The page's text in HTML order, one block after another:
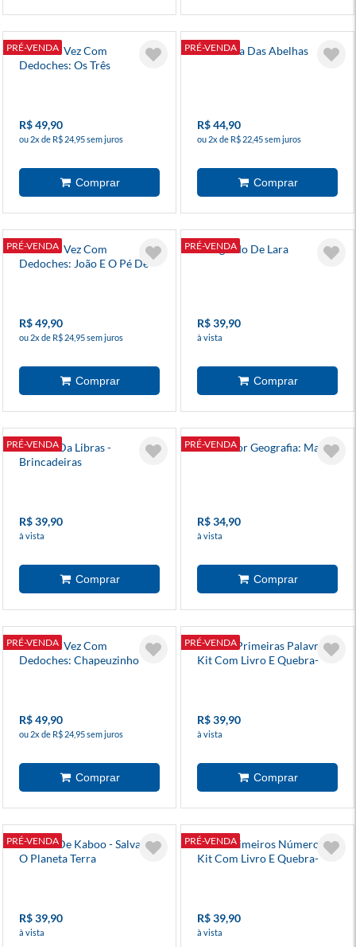
PRÉ-VENDA
Era Uma Vez Com
Dedoches: Os Três
R$ 49,90
ou 2x de R$ 24,95 sem juros
PRÉ-VENDA
A Menina Das Abelhas
R$ 44,90
ou 2x de R$ 22,45 sem juros
PRÉ-VENDA
Era Uma Vez Com
Dedoches: João E O Pé De
R$ 49,90
ou 2x de R$ 24,95 sem juros
PRÉ-VENDA
O Segredo De Lara
R$ 39,90
à vista
PRÉ-VENDA
Família Da Libras -
Brincadeiras
R$ 39,90
à vista
PRÉ-VENDA
Louco Por Geografia: Mapas
R$ 34,90
à vista
PRÉ-VENDA
Era Uma Vez Com
Dedoches: Chapeuzinho
R$ 49,90
ou 2x de R$ 24,95 sem juros
PRÉ-VENDA
Minhas Primeiras Palavras -
Kit Com Livro E Quebra-
R$ 39,90
à vista
PRÉ-VENDA
Mundo De Kaboo - Salvando
O Planeta Terra
R$ 39,90
à vista
PRÉ-VENDA
Meus Primeiros Números -
Kit Com Livro E Quebra-
R$ 39,90
à vista